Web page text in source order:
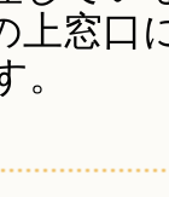
上窓口